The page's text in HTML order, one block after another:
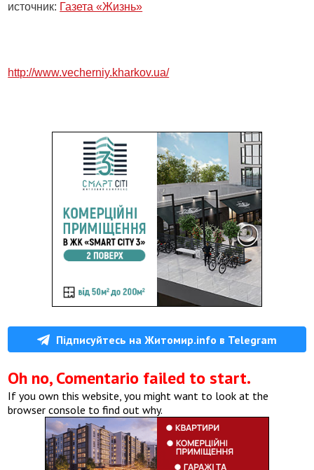
источник: Газета «Жизнь»
http://www.vecherniy.kharkov.ua/
Підписуйтесь на Житомир.info в Telegram
Oh no, Comentario failed to start.
If you own this website, you might want to look at the
browser console to find out why.